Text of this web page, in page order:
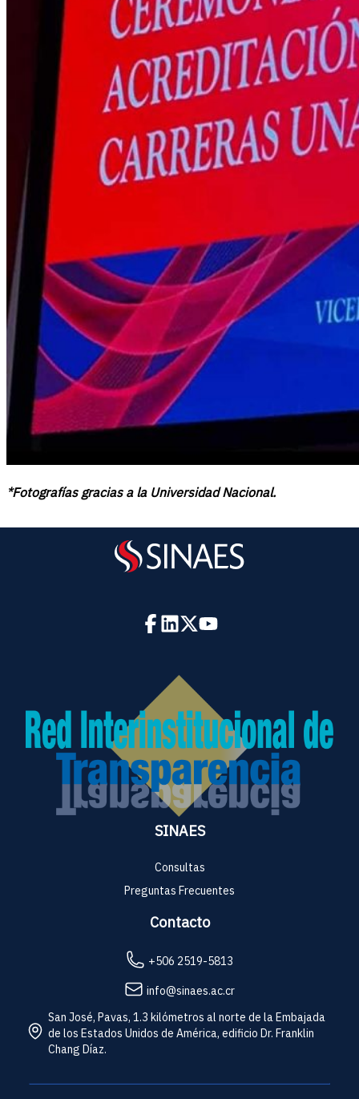
*Fotografías gracias a la Universidad Nacional.
SINAES
Consultas
Preguntas Frecuentes
Contacto
+506 2519-5813
info@sinaes.ac.cr
San José, Pavas, 1.3 kilómetros al norte de la Embajada
de los Estados Unidos de América, edificio Dr. Franklin
Chang Díaz.